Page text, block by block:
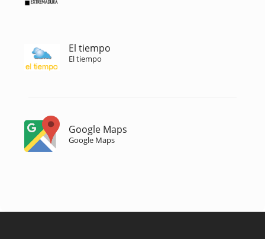
El tiempo
El tiempo
Google Maps
Google Maps